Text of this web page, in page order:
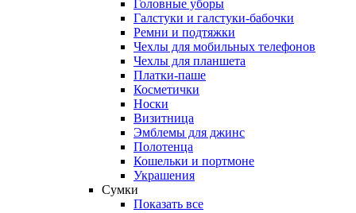
Головные уборы
Галстуки и галстуки-бабочки
Ремни и подтяжки
Чехлы для мобильных телефонов
Чехлы для планшета
Платки-паше
Косметички
Носки
Визитница
Эмблемы для джинс
Полотенца
Кошельки и портмоне
Украшения
Сумки
Показать все